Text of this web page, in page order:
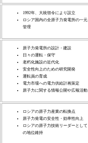
1992年、大統領令により設立
ロシア国内の全原子力発電所の一元
管理
原子力発電所の設計・建設
日々の運転・保守
老朽化施設の近代化
安全性向上のための研究開発
運転員の育成
電力市場への電力供給計画策定
原子力に関する情報公開や広報活動
ロシアの原子力産業の転換点
原子力発電の安全性・効率性向上
ロシアの原子力技術リーダーとして
の地位維持